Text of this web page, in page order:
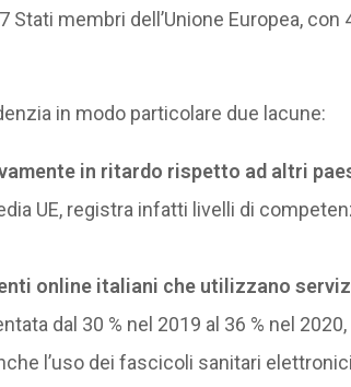
membri dell’Unione Europea, con
in modo particolare due lacune:
in ritardo rispetto ad altri
UE, registra infatti livelli di
online italiani che utilizzano
dal 30 % nel 2019 al 36 % nel
l’uso dei fascicoli sanitari